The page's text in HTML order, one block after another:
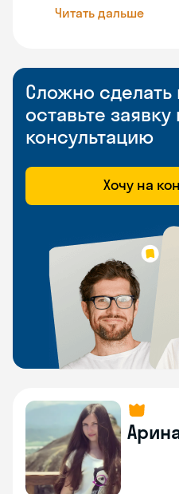
Читать дальше
Сложно
оставьте
консультацию
Хочу на